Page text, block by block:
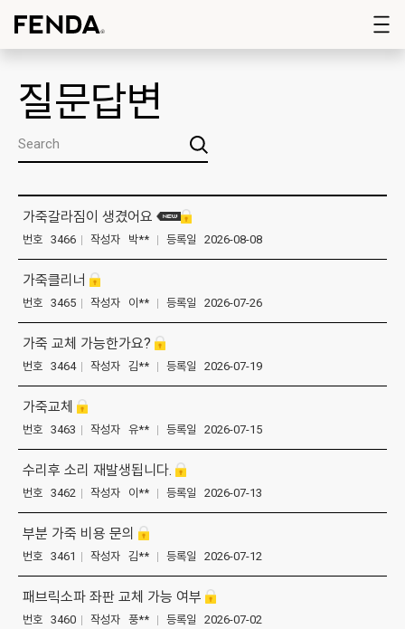
질문답변
가죽갈라짐이 생겼어요
번호 3466 | 작성자 박** | 등록일 2026-08-08
가죽클리너
번호 3465 | 작성자 이** | 등록일 2026-07-26
가죽 교체 가능한가요?
번호 3464 | 작성자 김** | 등록일 2026-07-19
가죽교체
번호 3463 | 작성자 유** | 등록일 2026-07-15
수리후 소리 재발생됩니다.
번호 3462 | 작성자 이** | 등록일 2026-07-13
부분 가죽 비용 문의
번호 3461 | 작성자 김** | 등록일 2026-07-12
패브릭소파 좌판 교체 가능 여부
번호 3460 | 작성자 풍** | 등록일 2026-07-02